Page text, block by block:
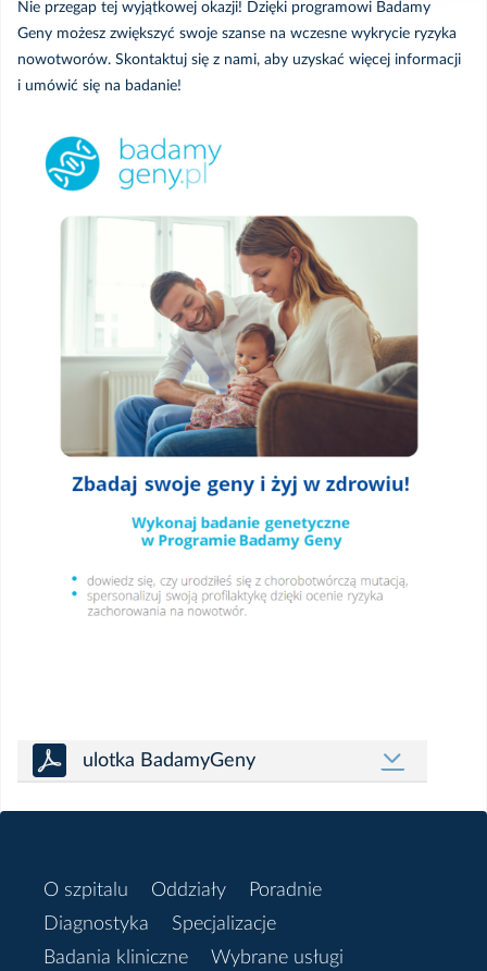
Nie przegap tej wyjątkowej okazji! Dzięki programowi Badamy
Geny możesz zwiększyć swoje szanse na wczesne wykrycie ryzyka
nowotworów. Skontaktuj się z nami, aby uzyskać więcej informacji
i umówić się na badanie!
ulotka BadamyGeny
O szpitalu Oddziały
Poradnie
Diagnostyka
Specjalizacje
Badania kliniczne
Wybrane usługi